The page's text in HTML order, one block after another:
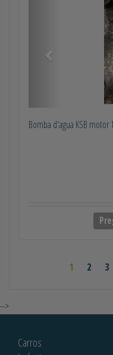
Bomba d'agua KSB motor
1 2 3
-->
Carros